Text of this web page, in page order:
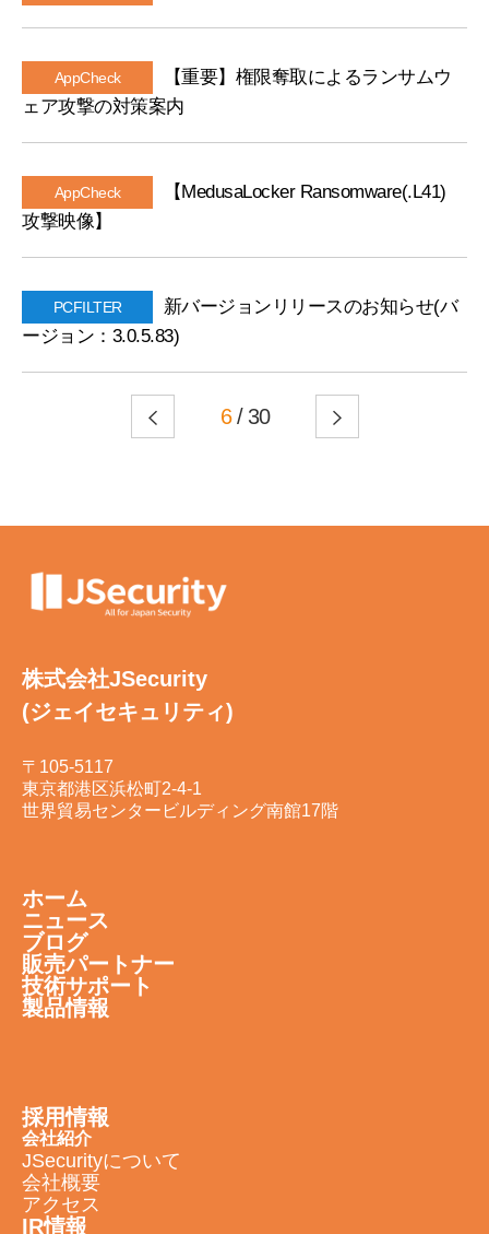
AppCheck
【重要】権限奪取によるランサムウ
ェア攻撃の対策案内
AppCheck
【MedusaLocker Ransomware(.L41)
攻撃映像】
PCFILTER
新バージョンリリースのお知らせ(バ
ージョン：3.0.5.83)
6/ 30
株式会社JSecurity
(ジェイセキュリティ)
〒105-5117
東京都港区浜松町2-4-1
世界貿易センタービルディング南館17階
ホーム
ニュース
ブログ
販売パートナー
技術サポート
製品情報
採用情報
会社紹介
JSecurityについて
会社概要
アクセス
IR情報